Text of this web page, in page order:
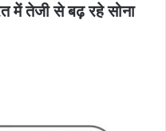
में तेजी से बढ़ रहे सोना